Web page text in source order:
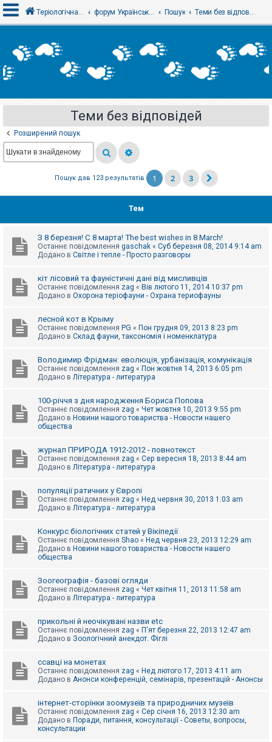
х
і
е
с
т
р
я
е
и
з
е
и
е
ш
к
м
г
Теріологічна школа форум Українського теріологічного товариства Пошук Теми без відповідей
Теми без відповідей
Розширений пошук
Пошук дав 123 результатів 1 2 3
Тем
З 8 березня! С 8 марта! The best wishes in 8 March!
Останнє повідомлення gaschak « Суб березня 08, 2014 9:14 am
Додано в Світле і тепле - Просто разговоры
кіт лісовий та фауністичні дані від мисливців
Останнє повідомлення zag « Вів лютого 11, 2014 10:37 pm
Додано в Охорона теріофауни - Охрана териофауны
лесной кот в Крыму
Останнє повідомлення PG « Пон грудня 09, 2013 8:23 pm
Додано в Склад фауни, таксономія і номенклатура
Володимир Фрідман: еволюція, урбанізація, комунікація
Останнє повідомлення zag « Пон жовтня 14, 2013 6:05 pm
Додано в Література - литература
100-річчя з дня народження Бориса Попова
Останнє повідомлення zag « Чет жовтня 10, 2013 9:55 pm
Додано в Новини нашого товариства - Новости нашего
общества
журнал ПРИРОДА 1912-2012 - повнотекст
Останнє повідомлення zag « Сер вересня 18, 2013 8:44 am
Додано в Література - литература
популяції ратичних у Європі
Останнє повідомлення zag « Нед червня 30, 2013 1:03 am
Додано в Література - литература
Конкурс біологічних статей у Вікіпедії
Останнє повідомлення Shao « Нед червня 23, 2013 12:29 am
Додано в Новини нашого товариства - Новости нашего
общества
Зоогеографія - базові огляди
Останнє повідомлення zag « Чет квітня 11, 2013 11:58 am
Додано в Література - литература
прикольні й неочікувані назви etc
Останнє повідомлення zag « П'ят березня 22, 2013 12:47 am
Додано в Зоологічний анекдот. Фіглі
ссавці на монетах
Останнє повідомлення zag « Нед лютого 17, 2013 4:11 am
Додано в Анонси конференцій, семінарів, презентацій - Анонсы
інтернет-сторінки зоомузеїв та природничих музеїв
Останнє повідомлення zag « Сер січня 16, 2013 12:30 am
Додано в Поради, питання, консультації - Советы, вопросы,
консультации